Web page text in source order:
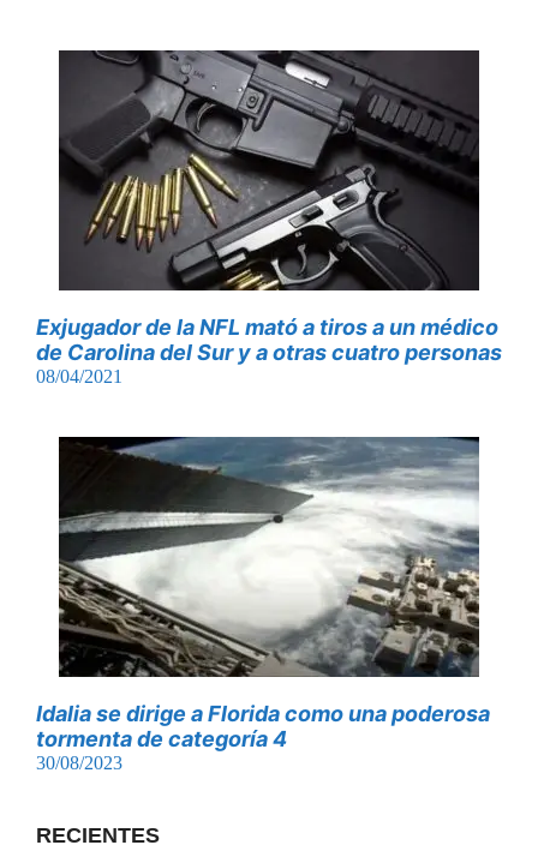
Exjugador de la NFL mató a tiros a un médico
de Carolina del Sur y a otras cuatro personas
08/04/2021
Idalia se dirige a Florida como una poderosa
tormenta de categoría 4
30/08/2023
RECIENTES